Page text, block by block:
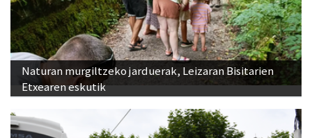
Naturan murgiltzeko jarduerak, Leizaran Bisitarien
Etxearen eskutik